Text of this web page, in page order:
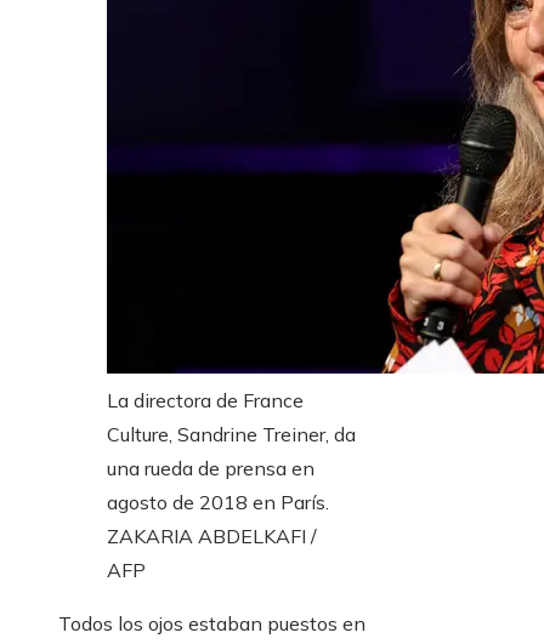
La directora de France
Culture, Sandrine Treiner, da
una rueda de prensa en
agosto de 2018 en París.
ZAKARIA ABDELKAFI /
AFP
Todos los ojos estaban puestos en